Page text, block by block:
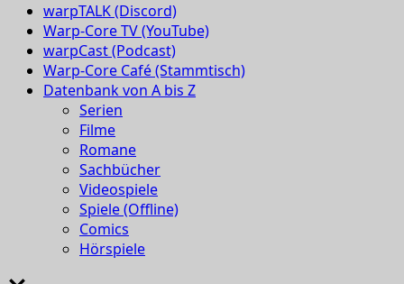
warpTALK (Discord)
Warp-Core TV (YouTube)
warpCast (Podcast)
Warp-Core Café (Stammtisch)
Datenbank von A bis Z
Serien
Filme
Romane
Sachbücher
Videospiele
Spiele (Offline)
Comics
Hörspiele